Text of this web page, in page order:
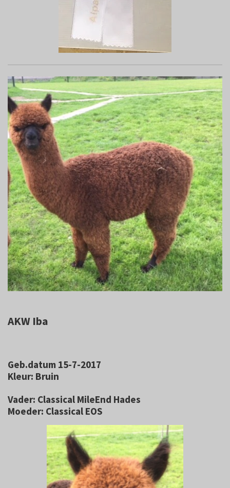
AKW Iba
Geb.datum 15-7-2017
Kleur: Bruin
Vader: Classical MileEnd Hades
Moeder: Classical EOS